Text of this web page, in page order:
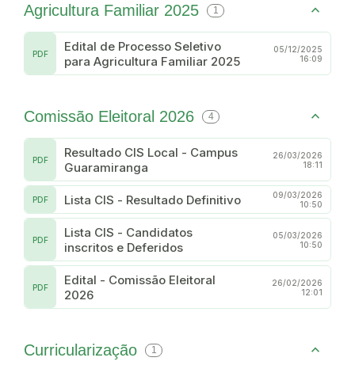
Agricultura Familiar 2025 1
Edital de Processo Seletivo
para Agricultura Familiar 2025
PDF
05/12/2025
16:09
Comissão Eleitoral 2026 4
Resultado CIS Local - Campus
Guaramiranga
PDF
26/03/2026
18:11
Lista CIS - Resultado Definitivo
PDF
09/03/2026
10:50
Lista CIS - Candidatos
inscritos e Deferidos
PDF
05/03/2026
10:50
Edital - Comissão Eleitoral
2026
PDF
26/02/2026
12:01
Curricularização 1